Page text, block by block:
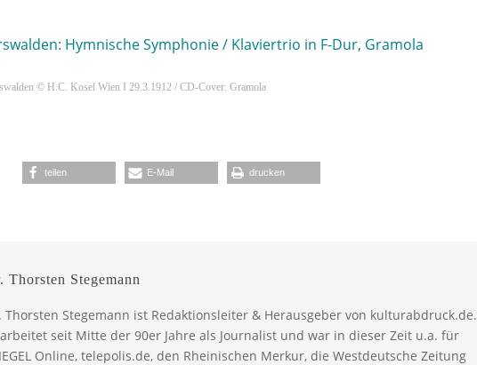
Hymnische Symphonie / Klaviertrio in F-Dur, Gramola
© H.C. Kosel Wien I 29.3.1912 / CD-Cover: Gramola
teilen E-Mail drucken
Thorsten Stegemann
Thorsten Stegemann ist Redaktionsleiter & Herausgeber von kulturabdruck.de.
seit Mitte der 90er Jahre als Journalist und war in dieser Zeit u.a. für
Online, telepolis.de, den Rheinischen Merkur, die Westdeutsche Zeitung